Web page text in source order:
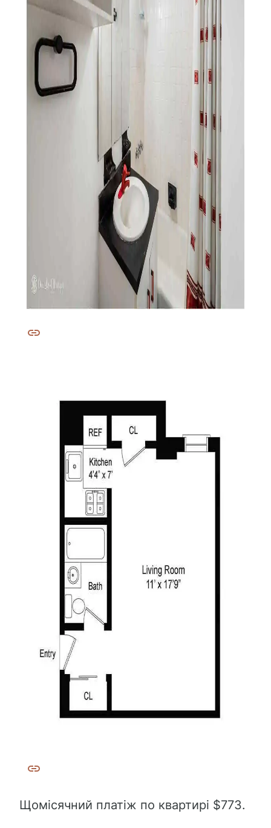
Щомісячний платіж по квартирі $773.